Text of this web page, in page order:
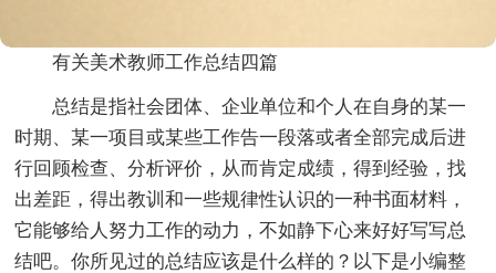
有关美术教师工作总结四篇
总结是指社会团体、企业单位和个人在自身的某一
时期、某一项目或某些工作告一段落或者全部完成后进
行回顾检查、分析评价，从而肯定成绩，得到经验，找
出差距，得出教训和一些规律性认识的一种书面材料，
它能够给人努力工作的动力，不如静下心来好好写写总
结吧。你所见过的总结应该是什么样的？以下是小编整